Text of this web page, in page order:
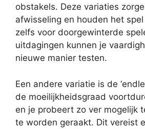
obstakels. Deze variaties
afwisseling en houden het
zelfs voor doorgewinterde
uitdagingen kunnen je
nieuwe manier testen.
Een andere variatie is de
de moeilijkheidsgraad
en je probeert zo ver mogelijk
te worden geraakt. Dit vereist